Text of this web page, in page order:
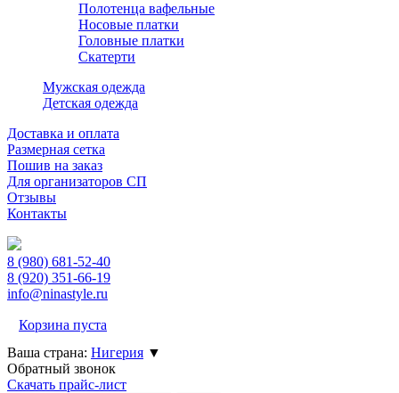
Полотенца вафельные
Носовые платки
Головные платки
Скатерти
Мужская одежда
Детская одежда
Доставка и оплата
Размерная сетка
Пошив на заказ
Для организаторов СП
Отзывы
Контакты
8 (980) 681-52-40
8 (920) 351-66-19
info@ninastyle.ru
Корзина пуста
Ваша страна: Нигерия ▼
Обратный звонок
Скачать прайс-лист